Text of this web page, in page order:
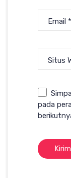
Email *
Situs
pada